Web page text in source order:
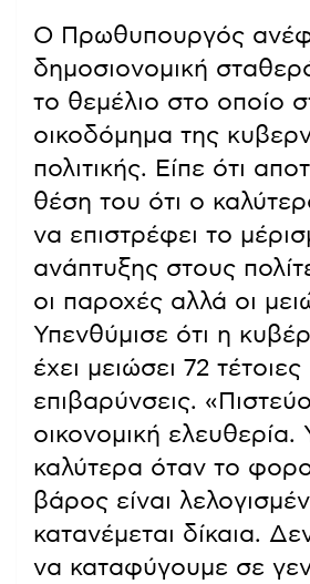
Ο Πρωθυπουργός
δημοσιονομική
το θεμέλιο στο οποίο
οικοδόμημα της
πολιτικής. Είπε ότι
θέση του ότι ο
να επιστρέφει το
ανάπτυξης στους
οι παροχές αλλά οι
Υπενθύμισε ότι η
έχει μειώσει 72 τέτοιες
επιβαρύνσεις.
οικονομική ελευθερία.
καλύτερα όταν το
βάρος είναι
κατανέμεται δίκαια.
να καταφύγουμε σε